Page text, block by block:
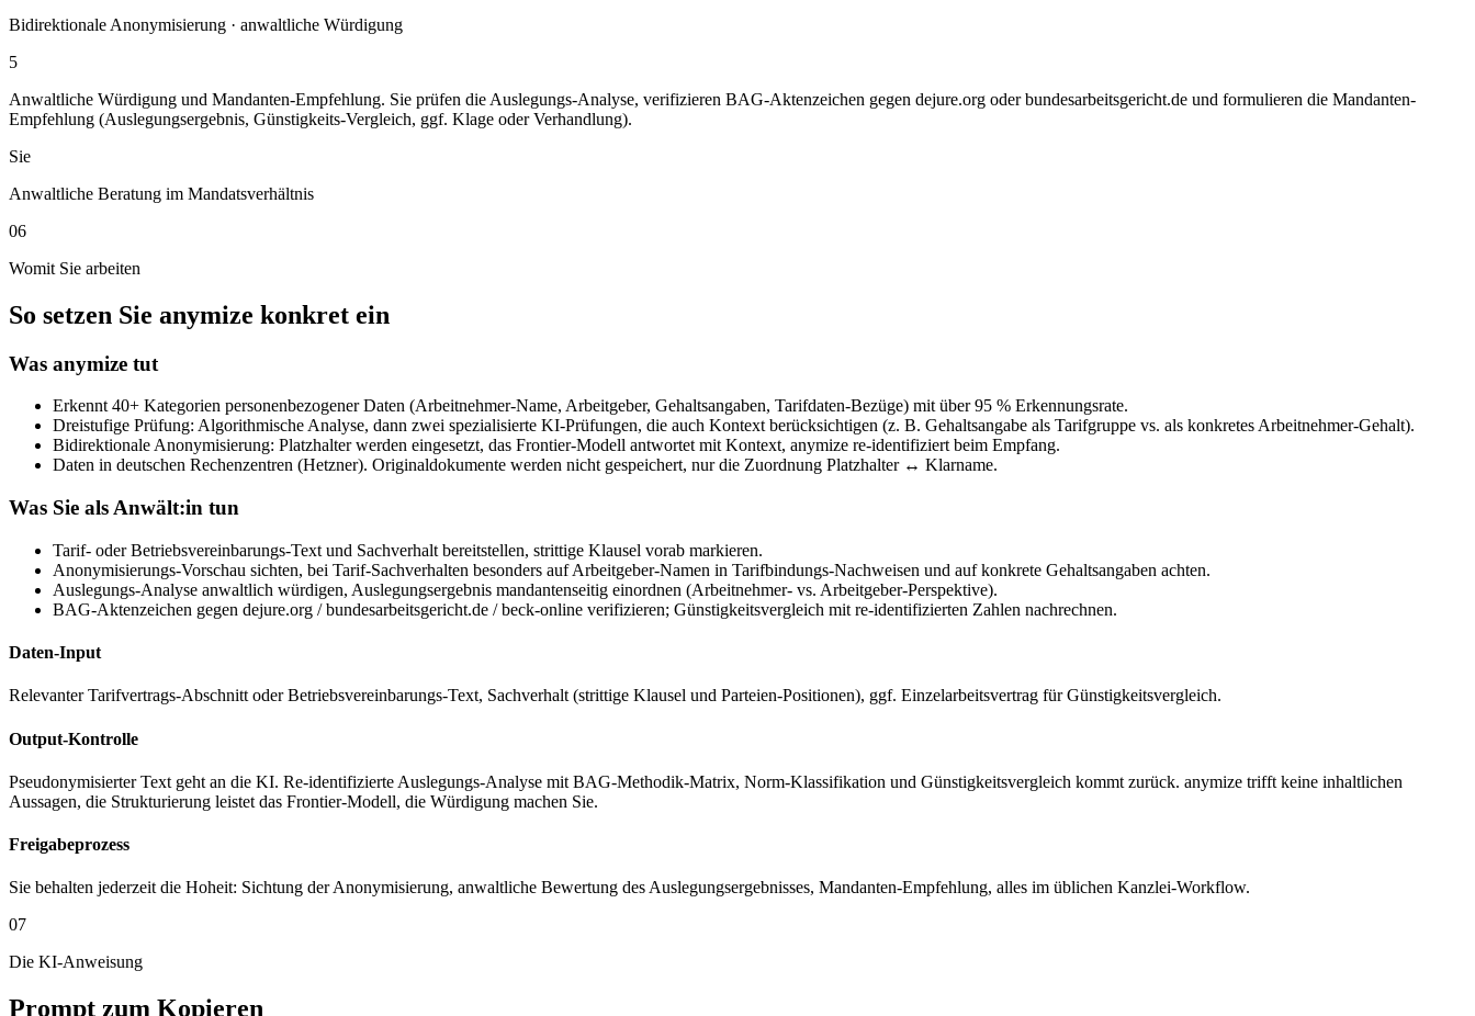
Bidirektionale Anonymisierung · anwaltliche Würdigung
5
Anwaltliche Würdigung und Mandanten-Empfehlung. Sie prüfen die Auslegungs-Analyse, verifizieren BAG-Aktenzeichen gegen dejure.org oder bundesarbeitsgericht.de und formulieren die Mandanten-
Empfehlung (Auslegungsergebnis, Günstigkeits-Vergleich, ggf. Klage oder Verhandlung).
Sie
Anwaltliche Beratung im Mandatsverhältnis
06
Womit Sie arbeiten
So setzen Sie anymize konkret ein
Was anymize tut
Erkennt 40+ Kategorien personenbezogener Daten (Arbeitnehmer-Name, Arbeitgeber, Gehaltsangaben, Tarifdaten-Bezüge) mit über 95 % Erkennungsrate.
Dreistufige Prüfung: Algorithmische Analyse, dann zwei spezialisierte KI-Prüfungen, die auch Kontext berücksichtigen (z. B. Gehaltsangabe als Tarifgruppe vs. als konkretes Arbeitnehmer-Gehalt).
Bidirektionale Anonymisierung: Platzhalter werden eingesetzt, das Frontier-Modell antwortet mit Kontext, anymize re-identifiziert beim Empfang.
Daten in deutschen Rechenzentren (Hetzner). Originaldokumente werden nicht gespeichert, nur die Zuordnung Platzhalter ↔ Klarname.
Was Sie als Anwält:in tun
Tarif- oder Betriebsvereinbarungs-Text und Sachverhalt bereitstellen, strittige Klausel vorab markieren.
Anonymisierungs-Vorschau sichten, bei Tarif-Sachverhalten besonders auf Arbeitgeber-Namen in Tarifbindungs-Nachweisen und auf konkrete Gehaltsangaben achten.
Auslegungs-Analyse anwaltlich würdigen, Auslegungsergebnis mandantenseitig einordnen (Arbeitnehmer- vs. Arbeitgeber-Perspektive).
BAG-Aktenzeichen gegen dejure.org / bundesarbeitsgericht.de / beck-online verifizieren; Günstigkeitsvergleich mit re-identifizierten Zahlen nachrechnen.
Daten-Input
Relevanter Tarifvertrags-Abschnitt oder Betriebsvereinbarungs-Text, Sachverhalt (strittige Klausel und Parteien-Positionen), ggf. Einzelarbeitsvertrag für Günstigkeitsvergleich.
Output-Kontrolle
Pseudonymisierter Text geht an die KI. Re-identifizierte Auslegungs-Analyse mit BAG-Methodik-Matrix, Norm-Klassifikation und Günstigkeitsvergleich kommt zurück. anymize trifft keine inhaltlichen
Aussagen, die Strukturierung leistet das Frontier-Modell, die Würdigung machen Sie.
Freigabeprozess
Sie behalten jederzeit die Hoheit: Sichtung der Anonymisierung, anwaltliche Bewertung des Auslegungsergebnisses, Mandanten-Empfehlung, alles im üblichen Kanzlei-Workflow.
07
Die KI-Anweisung
Prompt zum Kopieren